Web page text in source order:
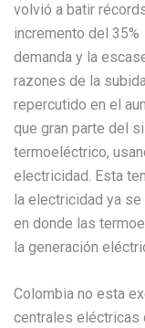
volvió a batir
incremento del
demanda y la
razones de la
repercutido en el
que gran parte del
termoeléctrico,
electricidad. Esta
la electricidad ya
en donde las
la generación
Colombia no esta
centrales eléctricas